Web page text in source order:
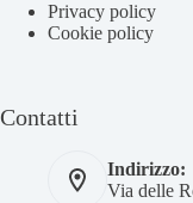
Privacy policy
Cookie policy
Contatti
Indirizzo:
Via delle